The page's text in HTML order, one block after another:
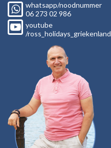
whatsapp/noodnummer
06 273 02 986
youtube
/ross_holidays_griekenland